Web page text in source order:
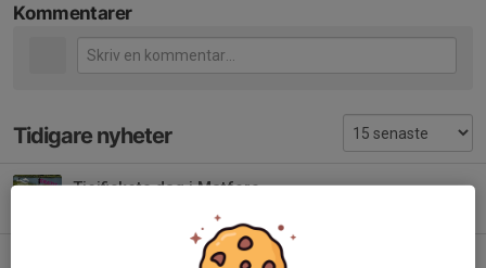
Kommentarer
Tidigare nyheter
Tjejfiskets dag i Matfors